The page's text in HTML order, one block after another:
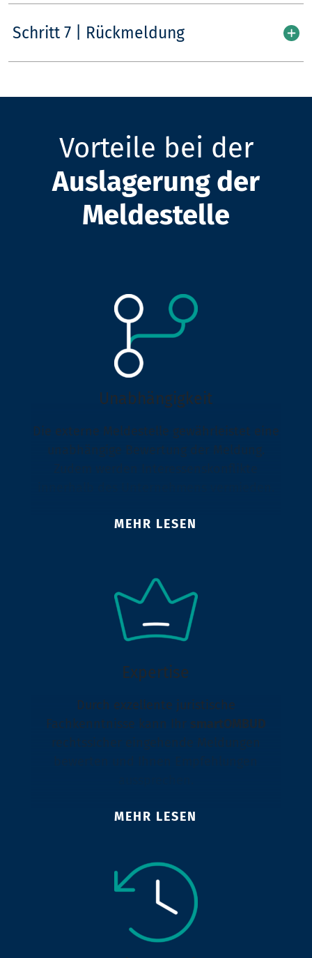
Schritt 7 | Rückmeldung
Vorteile bei der
Auslagerung der
Meldestelle
Unabhängigkeit
Die externe Meldestelle gewährleistet eine
unabhängige Bewertung der Meldung.
MEHR LESEN
Expertise
Durch exzellente juristische
Fachkenntnisse kann Ihr smartOMBUD
rechtssicher eingehende Meldungen
MEHR LESEN